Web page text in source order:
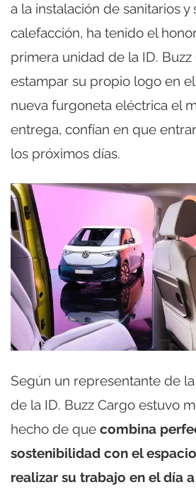
a la instalación de sanitarios y
calefacción, ha tenido el
primera unidad de la ID. Buzz
estampar su propio logo en
nueva furgoneta eléctrica el
entrega, confían en que
los próximos días.
Según un representante de
de la ID. Buzz Cargo estuvo
hecho de que combina
sostenibilidad con el
realizar su trabajo en el día